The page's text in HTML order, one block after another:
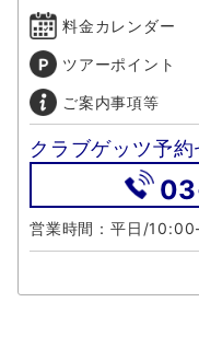
料金カレンダー
ツアーポイント
ご案内事項等
クラブゲッツ予
営業時間：平日/